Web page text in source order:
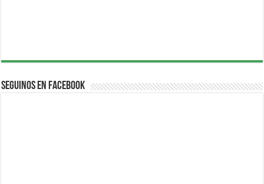
Seguinos en Facebook